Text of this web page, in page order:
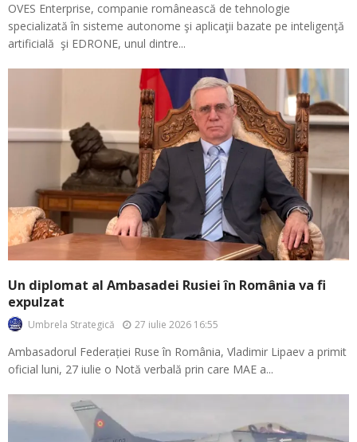
OVES Enterprise, companie românească de tehnologie
specializată în sisteme autonome şi aplicaţii bazate pe inteligenţă
artificială şi EDRONE, unul dintre...
Un diplomat al Ambasadei Rusiei în România va fi
expulzat
Umbrela Strategică 27 iulie 2026 16:55
Ambasadorul Federației Ruse în România, Vladimir Lipaev a primit
oficial luni, 27 iulie o Notă verbală prin care MAE a...